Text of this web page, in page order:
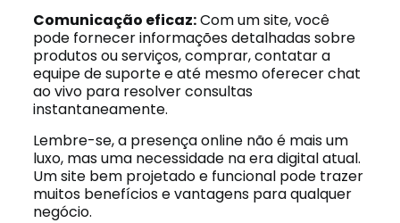
Comunicação eficaz:Com um site, você
pode fornecer informações detalhadas sobre
produtos ou serviços, comprar, contatar a
equipe de suporte e até mesmo oferecer chat
ao vivo para resolver consultas
instantaneamente.
Lembre-se, a presença online não é mais um
luxo, mas uma necessidade na era digital atual.
Um site bem projetado e funcional pode trazer
muitos benefícios e vantagens para qualquer
negócio.